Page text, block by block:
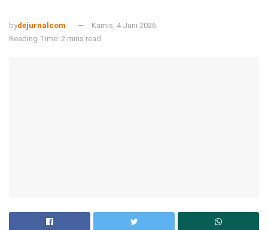
bydejurnalcom
Kamis, 4 Juni 2026
Reading Time: 2 mins read